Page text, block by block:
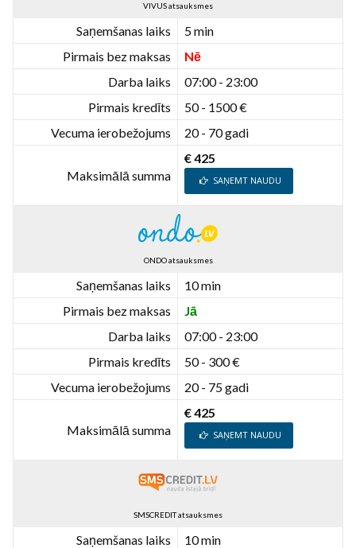
VIVUS atsauksmes
Saņemšanas laiks
5 min
Pirmais bez maksas
Nē
Darba laiks
07:00 - 23:00
Pirmais kredīts
50 - 1500 €
Vecuma ierobežojums
20 - 70 gadi
Maksimālā summa
€ 425
SAŅEMT NAUDU
ONDO atsauksmes
Saņemšanas laiks
10 min
Pirmais bez maksas
Jā
Darba laiks
07:00 - 23:00
Pirmais kredīts
50 - 300 €
Vecuma ierobežojums
20 - 75 gadi
Maksimālā summa
€ 425
SAŅEMT NAUDU
SMSCREDIT atsauksmes
Saņemšanas laiks
10 min